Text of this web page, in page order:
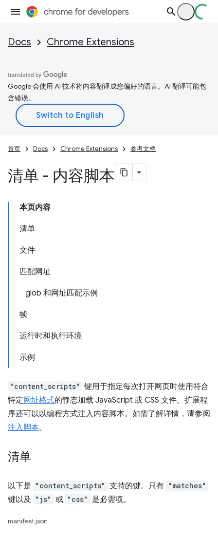
Docs Chrome Extensions
Google 会使用 AI 技术将内容翻译成您偏好的语言。AI 翻译可能包
含错误。
首页 Docs Chrome Extensions 参考文档
清单 - 内容脚本
本页内容
清单
文件
匹配网址
glob 和网址匹配示例
帧
运行时和执行环境
示例
"content_scripts" 键用于指定每次打开网页时使用符合
特定网址格式的静态加载 JavaScript 或 CSS 文件。扩展程
序还可以以编程方式注入内容脚本。如需了解详情，请参阅
注入脚本。
清单
以下是 "content_scripts" 支持的键。只有 "matches"
键以及 "js" 或 "css" 是必需项。
manifest.json